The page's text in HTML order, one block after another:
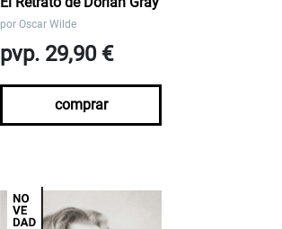
por Oscar Wilde
pvp. 29,90 €
comprar